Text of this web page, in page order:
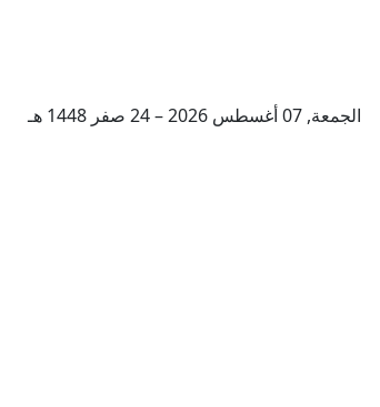
الجمعة, 07 أغسطس 2026 – 24 صفر 1448 هـ